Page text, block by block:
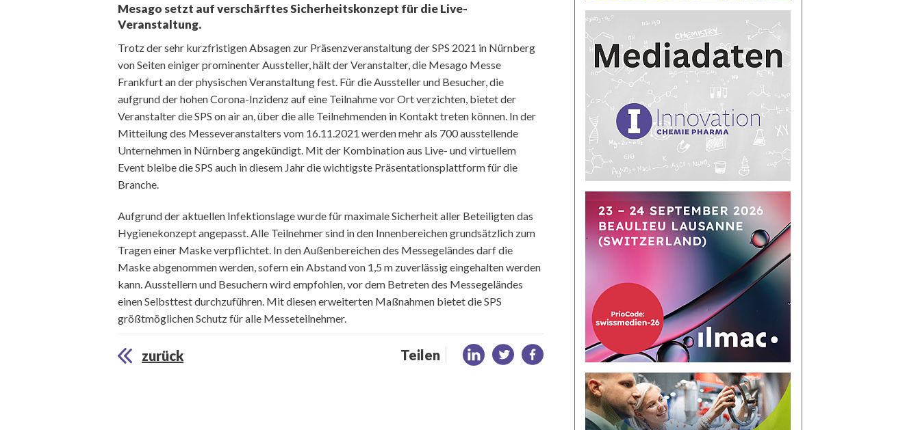
Mesago setzt auf verschärftes Sicherheitskonzept für die Live-
Veranstaltung.
Trotz der sehr kurzfristigen Absagen zur Präsenzveranstaltung der SPS 2021 in Nürnberg
von Seiten einiger prominenter Aussteller, hält der Veranstalter, die Mesago Messe
Frankfurt an der physischen Veranstaltung fest. Für die Aussteller und Besucher, die
aufgrund der hohen Corona-Inzidenz auf eine Teilnahme vor Ort verzichten, bietet der
Veranstalter die SPS on air an, über die alle Teilnehmenden in Kontakt treten können. In der
Mitteilung des Messeveranstalters vom 16.11.2021 werden mehr als 700 ausstellende
Unternehmen in Nürnberg angekündigt. Mit der Kombination aus Live- und virtuellem
Event bleibe die SPS auch in diesem Jahr die wichtigste Präsentationsplattform für die
Branche.
Aufgrund der aktuellen Infektionslage wurde für maximale Sicherheit aller Beteiligten das
Hygienekonzept angepasst. Alle Teilnehmer sind in den Innenbereichen grundsätzlich zum
Tragen einer Maske verpflichtet. In den Außenbereichen des Messegeländes darf die
Maske abgenommen werden, sofern ein Abstand von 1,5 m zuverlässig eingehalten werden
kann. Ausstellern und Besuchern wird empfohlen, vor dem Betreten des Messegeländes
einen Selbsttest durchzuführen. Mit diesen erweiterten Maßnahmen bietet die SPS
größtmöglichen Schutz für alle Messeteilnehmer.
zurück Teilen